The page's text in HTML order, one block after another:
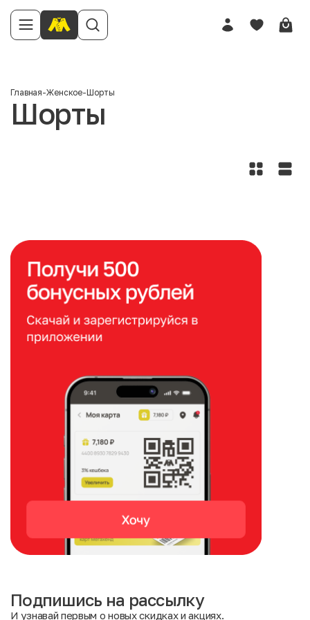
Главная-Женское-Шорты
Шорты
Подпишись на рассылку
И узнавай первым о новых скидках и акциях.